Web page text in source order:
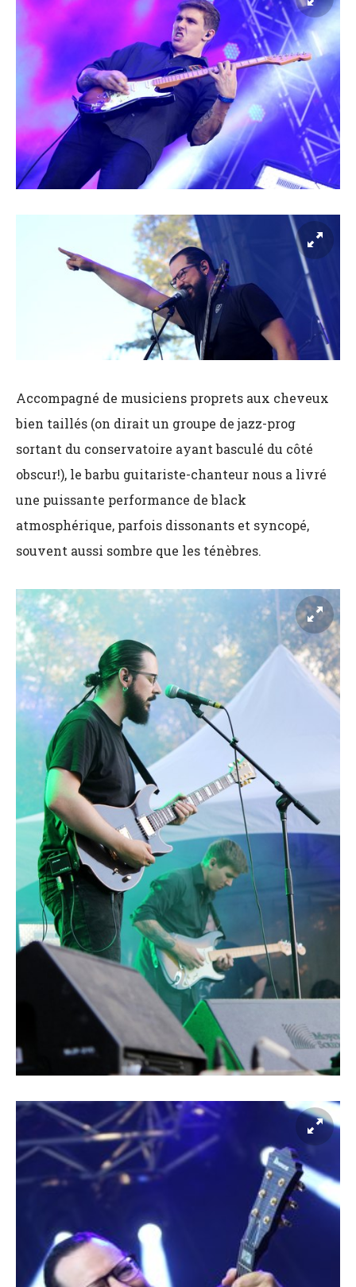
Accompagné de musiciens proprets aux cheveux
bien taillés (on dirait un groupe de jazz-prog
sortant du conservatoire ayant basculé du côté
obscur!), le barbu guitariste-chanteur nous a livré
une puissante performance de black
atmosphérique, parfois dissonants et syncopé,
souvent aussi sombre que les ténèbres.